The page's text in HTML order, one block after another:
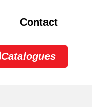
Contact
Catalogues